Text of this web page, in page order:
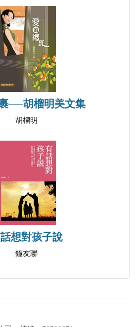
──胡榴明美文集
胡榴明
想對孩子說
鐘友聯